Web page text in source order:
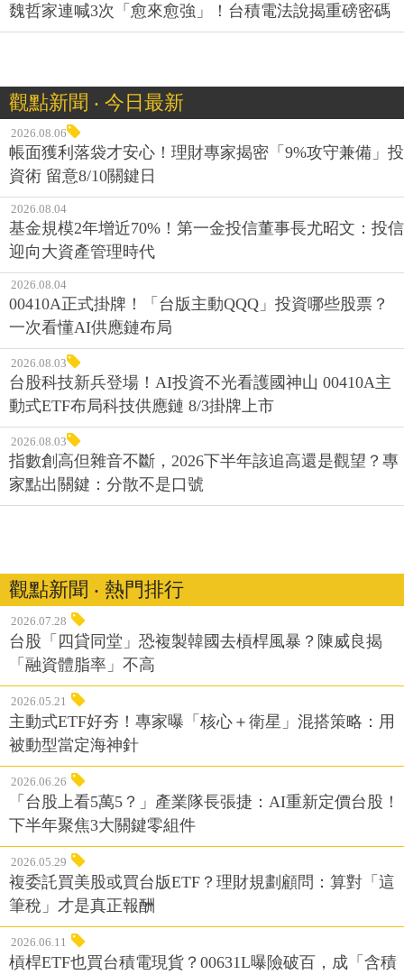
魏哲家連喊3次「愈來愈強」！台積電法說揭重磅密碼
觀點新聞 ‧ 今日最新
2026.08.06
帳面獲利落袋才安心！理財專家揭密「9%攻守兼備」投
資術 留意8/10關鍵日
2026.08.04
基金規模2年增近70%！第一金投信董事長尤昭文：投信
迎向大資產管理時代
2026.08.04
00410A正式掛牌！「台版主動QQQ」投資哪些股票？
一次看懂AI供應鏈布局
2026.08.03
台股科技新兵登場！AI投資不光看護國神山 00410A主
動式ETF布局科技供應鏈 8/3掛牌上市
2026.08.03
指數創高但雜音不斷，2026下半年該追高還是觀望？專
家點出關鍵：分散不是口號
觀點新聞 ‧ 熱門排行
2026.07.28
台股「四貸同堂」恐複製韓國去槓桿風暴？陳威良揭
「融資體脂率」不高
2026.05.21
主動式ETF好夯！專家曝「核心＋衛星」混搭策略：用
被動型當定海神針
2026.06.26
「台股上看5萬5？」產業隊長張捷：AI重新定價台股！
下半年聚焦3大關鍵零組件
2026.05.29
複委託買美股或買台版ETF？理財規劃顧問：算對「這
筆稅」才是真正報酬
2026.06.11
槓桿ETF也買台積電現貨？00631L曝險破百，成「含積